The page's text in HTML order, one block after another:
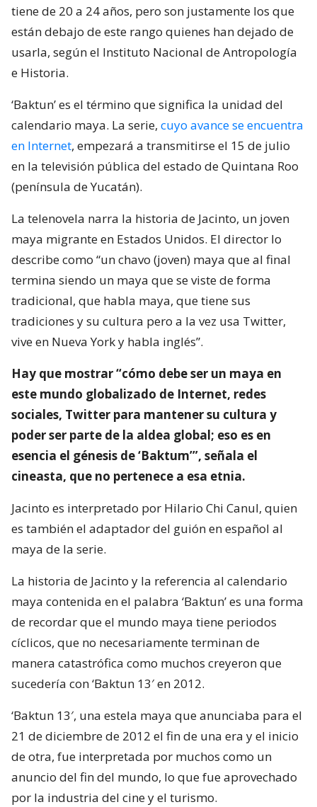
tiene de 20 a 24 años, pero son justamente los que
están debajo de este rango quienes han dejado de
usarla, según el Instituto Nacional de Antropología
e Historia.
‘Baktun’ es el término que significa la unidad del
calendario maya. La serie, cuyo avance se encuentra
en Internet, empezará a transmitirse el 15 de julio
en la televisión pública del estado de Quintana Roo
(península de Yucatán).
La telenovela narra la historia de Jacinto, un joven
maya migrante en Estados Unidos. El director lo
describe como “un chavo (joven) maya que al final
termina siendo un maya que se viste de forma
tradicional, que habla maya, que tiene sus
tradiciones y su cultura pero a la vez usa Twitter,
vive en Nueva York y habla inglés”.
Hay que mostrar “cómo debe ser un maya en
este mundo globalizado de Internet, redes
sociales, Twitter para mantener su cultura y
poder ser parte de la aldea global; eso es en
esencia el génesis de ‘Baktum’”, señala el
cineasta, que no pertenece a esa etnia.
Jacinto es interpretado por Hilario Chi Canul, quien
es también el adaptador del guión en español al
maya de la serie.
La historia de Jacinto y la referencia al calendario
maya contenida en el palabra ‘Baktun’ es una forma
de recordar que el mundo maya tiene periodos
cíclicos, que no necesariamente terminan de
manera catastrófica como muchos creyeron que
sucedería con ‘Baktun 13′ en 2012.
‘Baktun 13′, una estela maya que anunciaba para el
21 de diciembre de 2012 el fin de una era y el inicio
de otra, fue interpretada por muchos como un
anuncio del fin del mundo, lo que fue aprovechado
por la industria del cine y el turismo.